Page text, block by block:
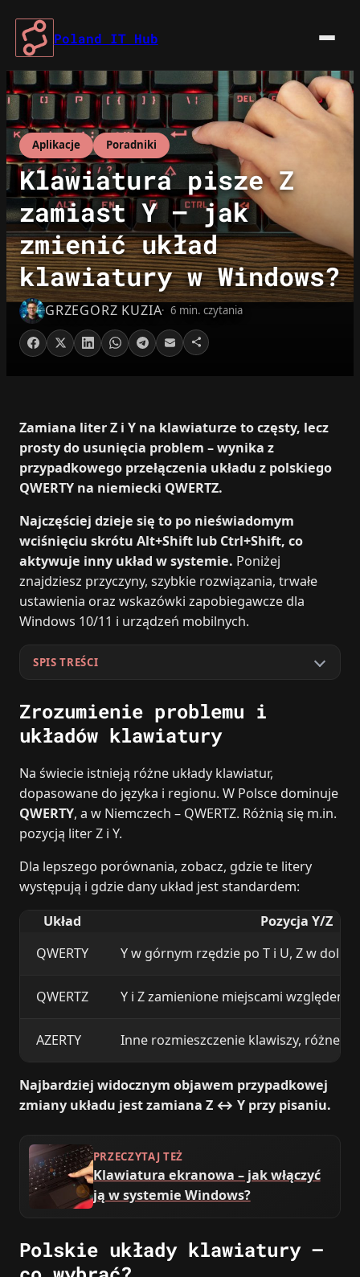
Przejdź
treści
Poland IT Hub
Aplikacje Poradniki
Klawiatura pisze Z
zamiast Y – jak
zmienić układ
klawiatury w Windows?
GRZEGORZ KUZIA 6 min. czytania
Zamiana liter Z i Y na klawiaturze to częsty, lecz
prosty do usunięcia problem – wynika z
przypadkowego przełączenia układu z polskiego
QWERTY na niemiecki QWERTZ.
Najczęściej dzieje się to po nieświadomym
wciśnięciu skrótu Alt+Shift lub Ctrl+Shift, co
aktywuje inny układ w systemie. Poniżej
znajdziesz przyczyny, szybkie rozwiązania, trwałe
ustawienia oraz wskazówki zapobiegawcze dla
Windows 10/11 i urządzeń mobilnych.
SPIS TREŚCI
Zrozumienie problemu i
układów klawiatury
Na świecie istnieją różne układy klawiatur,
dopasowane do języka i regionu. W Polsce dominuje
QWERTY, a w Niemczech – QWERTZ. Różnią się m.in.
pozycją liter Z i Y.
Dla lepszego porównania, zobacz, gdzie te litery
występują i gdzie dany układ jest standardem:
Układ
Pozycja Y/Z
QWERTY
Y w górnym rzędzie po T i U, Z w
QWERTZ Y i Z zamienione miejscami względem
AZERTY Inne rozmieszczenie klawiszy, różne od
Najbardziej widocznym objawem przypadkowej
zmiany układu jest zamiana Z ↔ Y przy pisaniu.
PRZECZYTAJ TEŻ
Klawiatura ekranowa – jak włączyć
ją w systemie Windows?
Polskie układy klawiatury –